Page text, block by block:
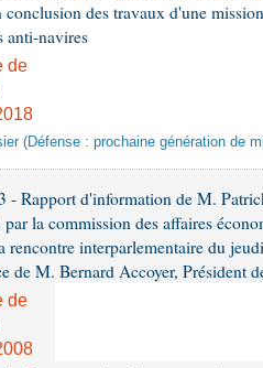
conclusion des travaux d'une
anti-navires
de
(Défense : prochaine génération de
- Rapport d'information de M.
par la commission des affaires
rencontre interparlementaire du
de M. Bernard Accoyer, Président
de